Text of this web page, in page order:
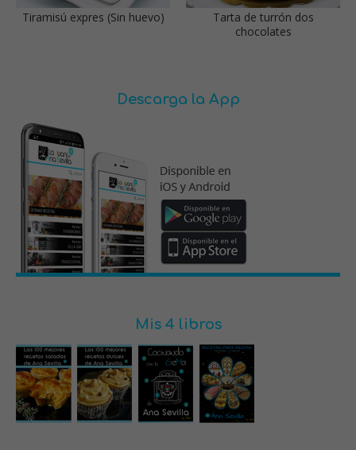
Tiramisú expres (Sin huevo)
Tarta de turrón dos
chocolates
Descarga la App
Mis 4 libros